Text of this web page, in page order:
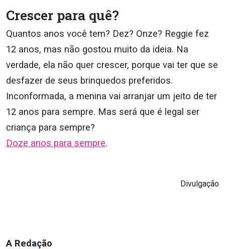
Crescer para quê?
Quantos anos você tem? Dez? Onze? Reggie fez
12 anos, mas não gostou muito da ideia. Na
verdade, ela não quer crescer, porque vai ter que se
desfazer de seus brinquedos preferidos.
Inconformada, a menina vai arranjar um jeito de ter
12 anos para sempre. Mas será que é legal ser
criança para sempre?
Doze anos para sempre.
Divulgação
A Redação